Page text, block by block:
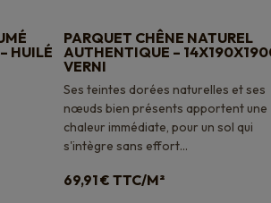
HUILÉ
PARQUET CHÊNE NATUREL
AUTHENTIQUE –
VERNI
Ses teintes dorées naturelles et ses
nœuds bien présents apportent une
chaleur immédiate, pour un sol qui
s'intègre sans effort...
69,91€ TTC/M²